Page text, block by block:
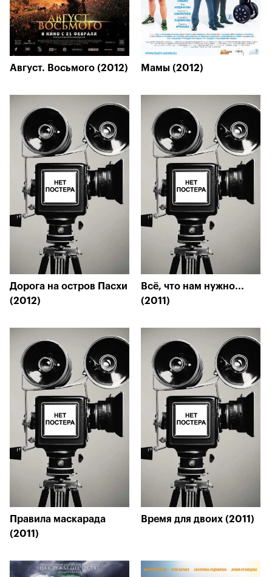
Август. Восьмого (2012) Мамы (2012)
Дорога на остров Пасхи
(2012)
Всё, что нам нужно...
(2011)
Правила маскарада
(2011)
Время для двоих (2011)